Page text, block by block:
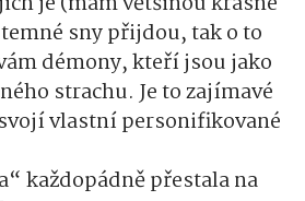
sny přijdou, tak o to
démony, kteří jsou jako
strachu. Je to zajímavé
vlastní personifikované
každopádně přestala na